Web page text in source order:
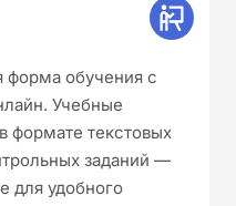
форма обучения с
Учебные
формате текстовых
заданий —
для удобного